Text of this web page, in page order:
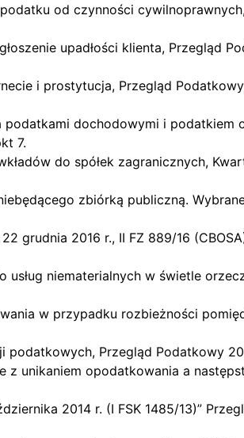
od czynności
upadłości klienta, Przegląd
i prostytucja, Przegląd
dochodowymi i podatkiem
7.
do spółek zagranicznych,
zbiórką publiczną.
grudnia 2016 r., II FZ 889/16
niematerialnych w świetle
w przypadku rozbieżności
Przegląd Podatkowy
unikaniem opodatkowania a
2014 r. (I FSK 1485/13)”